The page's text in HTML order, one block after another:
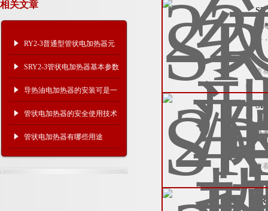
相关文章
RY2-3普通型管状电加热器元
件正确使用规程
SRY2-3管状电加热器基本参数
导热油电加热器的安装可是一
门大学问
管状电加热器的安全使用技术
要领
管状电加热器有哪些用途
上
靠
查
上
外
查